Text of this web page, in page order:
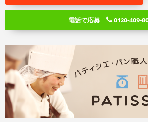
電話で応募 0120-409-